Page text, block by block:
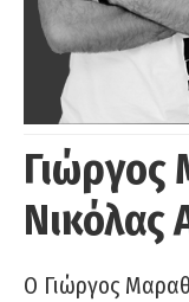
Γιώργος
Νικόλας
Ο Γιώργος